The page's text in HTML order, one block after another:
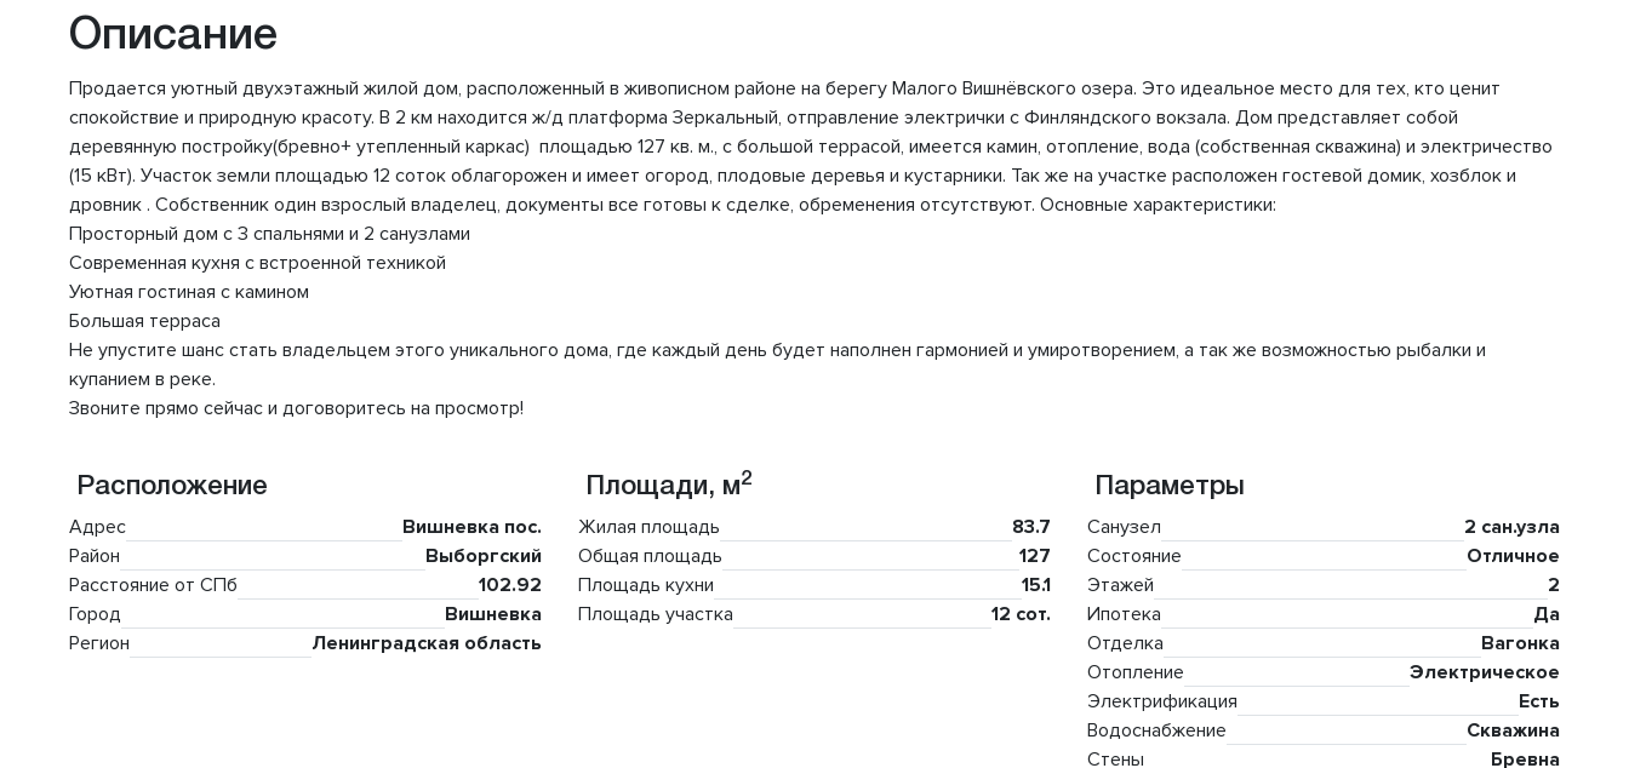
Описание
Продается уютный двухэтажный жилой дом, расположенный в живописном районе на берегу Малого Вишнёвского озера. Это идеальное место для тех, кто ценит
спокойствие и природную красоту. В 2 км находится ж/д платформа Зеркальный, отправление электрички с Финляндского вокзала. Дом представляет собой
деревянную постройку(бревно+ утепленный каркас) площадью 127 кв. м., с большой террасой, имеется камин, отопление, вода (собственная скважина) и электричество
(15 кВт). Участок земли площадью 12 соток облагорожен и имеет огород, плодовые деревья и кустарники. Так же на участке расположен гостевой домик, хозблок и
дровник . Собственник один взрослый владелец, документы все готовы к сделке, обременения отсутствуют. Основные характеристики:
Просторный дом с 3 спальнями и 2 санузлами
Современная кухня с встроенной техникой
Уютная гостиная с камином
Большая терраса
Не упустите шанс стать владельцем этого уникального дома, где каждый день будет наполнен гармонией и умиротворением, а так же возможностью рыбалки и
купанием в реке.
Звоните прямо сейчас и договоритесь на просмотр!
Расположение
Адрес
Вишневка пос.
Район
Выборгский
Расстояние от СПб
102.92
Город
Вишневка
Регион
Ленинградская область
Площади, м2
Жилая площадь
83.7
Общая площадь
127
Площадь кухни
15.1
Площадь участка
12 сот.
Параметры
Санузел
2 сан.узла
Состояние
Отличное
Этажей
2
Ипотека
Да
Отделка
Вагонка
Отопление
Электрическое
Электрификация
Есть
Водоснабжение
Скважина
Стены
Бревна